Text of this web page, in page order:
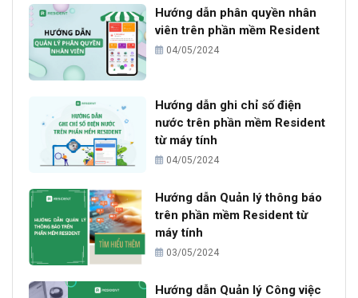
Hướng dẫn phân quyền nhân
viên trên phần mềm Resident
04/05/2024
Hướng dẫn ghi chỉ số điện
nước trên phần mềm Resident
từ máy tính
04/05/2024
Hướng dẫn Quản lý thông báo
trên phần mềm Resident từ
máy tính
03/05/2024
Hướng dẫn Quản lý Công việc